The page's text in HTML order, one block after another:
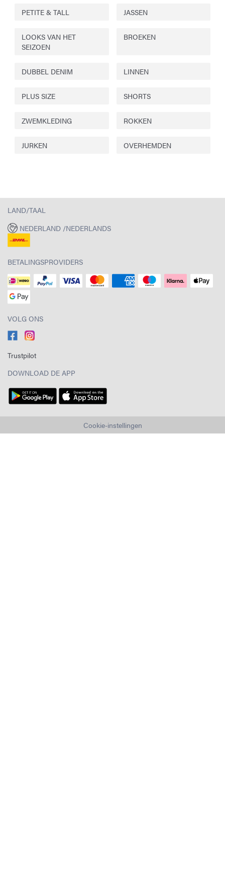
PETITE & TALL JASSEN
LOOKS VAN HET
SEIZOEN
BROEKEN
DUBBEL DENIM LINNEN
PLUS SIZE SHORTS
ZWEMKLEDING ROKKEN
JURKEN OVERHEMDEN
LAND/TAAL
NEDERLAND /NEDERLANDS
BETALINGSPROVIDERS
VOLG ONS
Trustpilot
DOWNLOAD DE APP
Cookie-instellingen